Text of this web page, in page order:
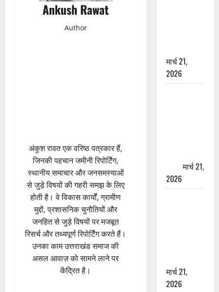
Ankush Rawat
Author
अंकुश रावत एक वरिष्ठ पत्रकार हैं,
जिनकी पहचान जमीनी रिपोर्टिंग,
स्थानीय समाचार और जनसमस्याओं
से जुड़े विषयों की गहरी समझ के लिए
होती है। वे विकास कार्यों, ग्रामीण
मुद्दों, प्रशासनिक चुनौतियों और
जनहित से जुड़े विषयों पर मजबूत
रिसर्च और तथ्यपूर्ण रिपोर्टिंग करते हैं।
उनका काम उत्तराखंड समाज की
असल आवाज़ को सामने लाने पर
केंद्रित है।
मार्च 21,
2026
मार्च 21,
2026
मार्च 21,
2026